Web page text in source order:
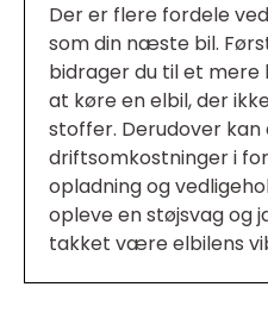
Der er flere fordele
som din næste bil.
bidrager du til et
at køre en elbil, der
stoffer. Derudover kan
driftsomkostninger i
opladning og
opleve en støjsvag og
takket være elbilens